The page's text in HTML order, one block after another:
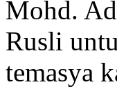
Mohd.
Rusli
temasya